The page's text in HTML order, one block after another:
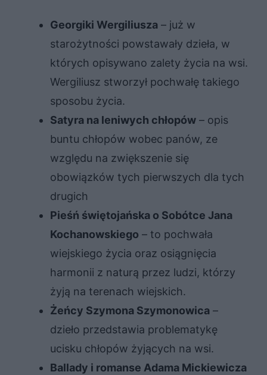
Georgiki Wergiliusza – już w
starożytności powstawały dzieła, w
których opisywano zalety życia na wsi.
Wergiliusz stworzył pochwałę takiego
sposobu życia.
Satyra na leniwych chłopów – opis
buntu chłopów wobec panów, ze
względu na zwiększenie się
obowiązków tych pierwszych dla tych
drugich
Pieśń świętojańska o Sobótce Jana
Kochanowskiego – to pochwała
wiejskiego życia oraz osiągnięcia
harmonii z naturą przez ludzi, którzy
żyją na terenach wiejskich.
Żeńcy Szymona Szymonowica –
dzieło przedstawia problematykę
ucisku chłopów żyjących na wsi.
Ballady i romanse Adama Mickiewicza